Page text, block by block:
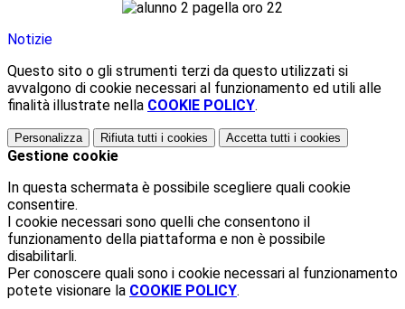
Notizie
Questo sito o gli strumenti terzi da questo utilizzati si
avvalgono di cookie necessari al funzionamento ed utili alle
finalità illustrate nella COOKIE POLICY.
Personalizza Rifiuta tutti i cookies Accetta tutti i cookies
Gestione cookie
In questa schermata è possibile scegliere quali cookie
consentire.
I cookie necessari sono quelli che consentono il
funzionamento della piattaforma e non è possibile
disabilitarli.
Per conoscere quali sono i cookie necessari al funzionamento
potete visionare la COOKIE POLICY.